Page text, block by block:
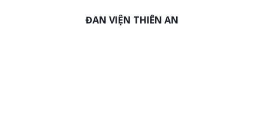
ĐAN VIỆN THIÊN AN